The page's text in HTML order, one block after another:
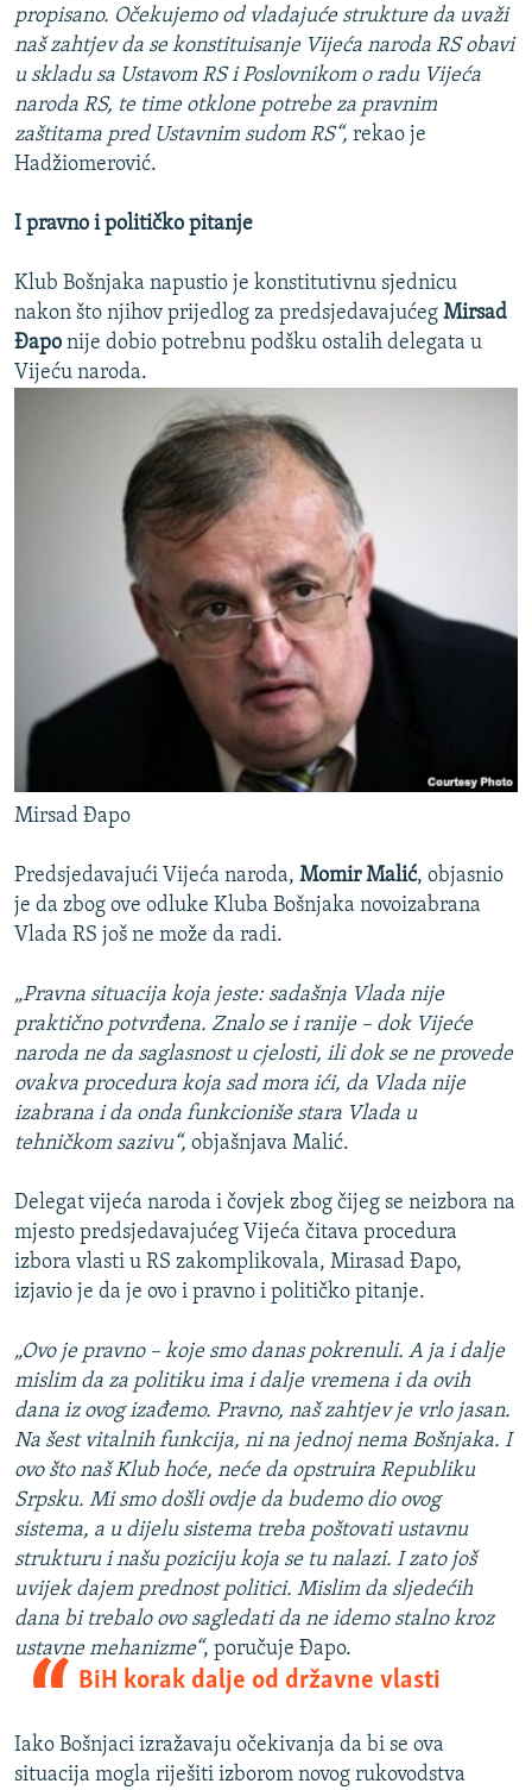
propisano. Očekujemo od vladajuće strukture da uvaži
naš zahtjev da se konstituisanje Vijeća naroda RS obavi
u skladu sa Ustavom RS i Poslovnikom o radu Vijeća
naroda RS, te time otklone potrebe za pravnim
zaštitama pred Ustavnim sudom RS“, rekao je
Hadžiomerović.
I pravno i političko pitanje
Klub Bošnjaka napustio je konstitutivnu sjednicu
nakon što njihov prijedlog za predsjedavajućeg Mirsad
Đapo nije dobio potrebnu podšku ostalih delegata u
Vijeću naroda.
Mirsad Đapo
Predsjedavajući Vijeća naroda, Momir Malić, objasnio
je da zbog ove odluke Kluba Bošnjaka novoizabrana
Vlada RS još ne može da radi.
„Pravna situacija koja jeste: sadašnja Vlada nije
praktično potvrđena. Znalo se i ranije – dok Vijeće
naroda ne da saglasnost u cjelosti, ili dok se ne provede
ovakva procedura koja sad mora ići, da Vlada nije
izabrana i da onda funkcioniše stara Vlada u
tehničkom sazivu“, objašnjava Malić.
Delegat vijeća naroda i čovjek zbog čijeg se neizbora na
mjesto predsjedavajućeg Vijeća čitava procedura
izbora vlasti u RS zakomplikovala, Mirasad Đapo,
izjavio je da je ovo i pravno i političko pitanje.
„Ovo je pravno – koje smo danas pokrenuli. A ja i dalje
mislim da za politiku ima i dalje vremena i da ovih
dana iz ovog izađemo. Pravno, naš zahtjev je vrlo jasan.
Na šest vitalnih funkcija, ni na jednoj nema Bošnjaka. I
ovo što naš Klub hoće, neće da opstruira Republiku
Srpsku. Mi smo došli ovdje da budemo dio ovog
sistema, a u dijelu sistema treba poštovati ustavnu
strukturu i našu poziciju koja se tu nalazi. I zato još
uvijek dajem prednost politici. Mislim da sljedećih
dana bi trebalo ovo sagledati da ne idemo stalno kroz
ustavne mehanizme“, poručuje Đapo.
BiH korak dalje od državne vlasti
Iako Bošnjaci izražavaju očekivanja da bi se ova
situacija mogla riješiti izborom novog rukovodstva